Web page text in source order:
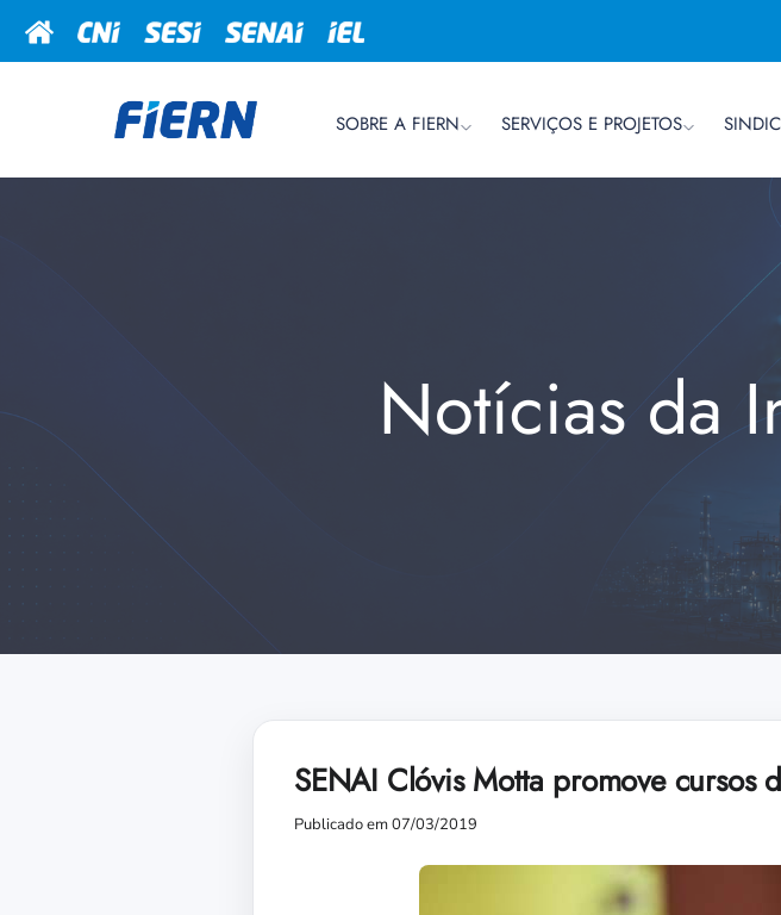
SOBRE A FIERN SERVIÇOS E PROJETOS
Notícias da
SENAI Clóvis Motta promove
Publicado em 07/03/2019